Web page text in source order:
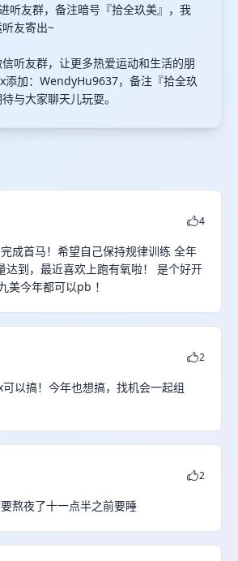
听友群，备注暗号『拾全玖美』，我
友寄出~
听友群，让更多热爱运动和生活的朋
添加：WendyHu9637，备注『拾全玖
与大家聊天儿玩耍。
4
成首马！希望自己保持规律训练 全年
达到，最近喜欢上跑有氧啦！ 是个好开
美今年都可以pb ！
2
以搞！今年也想搞，找机会一起组
2
熬夜了十一点半之前要睡